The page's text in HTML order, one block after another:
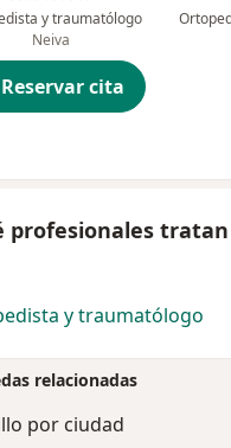
y traumatólogo
Neiva
Reservar cita
profesionales
y traumatólogo
relacionadas
por ciudad